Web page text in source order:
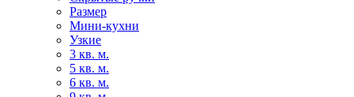
Размер
Мини-кухни
Узкие
3 кв. м.
5 кв. м.
6 кв. м.